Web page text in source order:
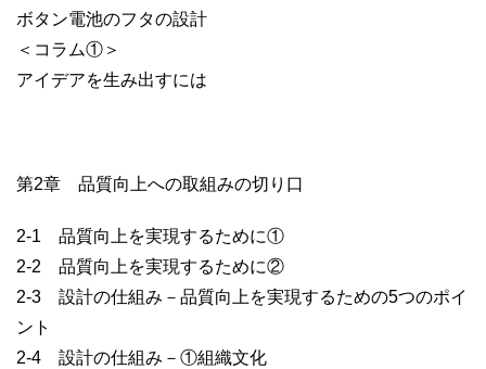
ボタン電池のフタの設計
＜コラム①＞
アイデアを生み出すには
第2章 品質向上への取組みの切り口
2-1 品質向上を実現するために①
2-2 品質向上を実現するために②
2-3 設計の仕組み－品質向上を実現するための5つのポイ
ント
2-4 設計の仕組み－①組織文化